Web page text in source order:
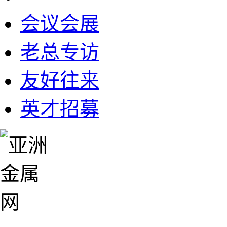
会议会展
老总专访
友好往来
英才招募